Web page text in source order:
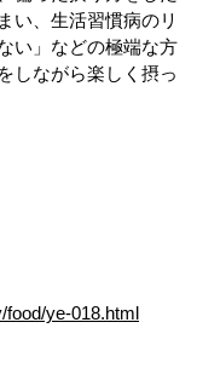
い、生活習慣病のリ
い」などの極端な方
しながら楽しく摂っ
food/ye-018.html